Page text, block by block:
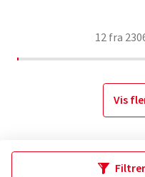
12fra
Vis